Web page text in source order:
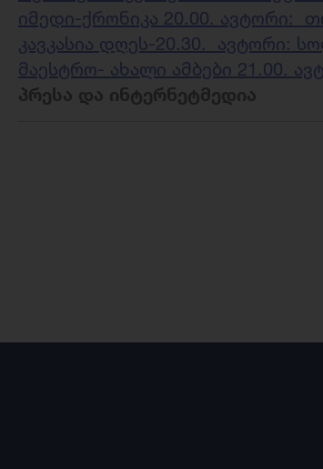
იმედი-ქრონიკა 20.00. ავტორი:
კავკასია დღეს-20.30. ავტორი:
მაესტრო- ახალი ამბები 21.00.
პრესა და ინტერნეტმედია